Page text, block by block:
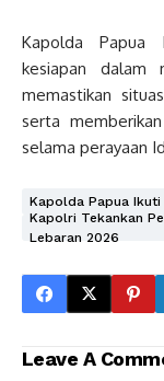
Kapolda Papua
kesiapan dalam
memastikan
serta
selama perayaan
Kapolda Papua
Kapolri Tekankan
Lebaran 2026
Leave A